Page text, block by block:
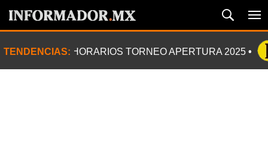
TENDENCIAS: HORARIOS TORNEO APERTURA 2025